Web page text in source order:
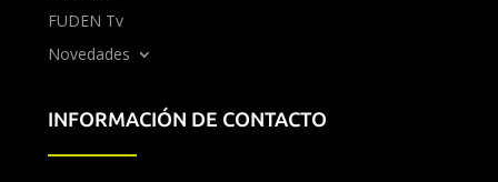
FUDEN Tv
Novedades
INFORMACIÓN DE CONTACTO